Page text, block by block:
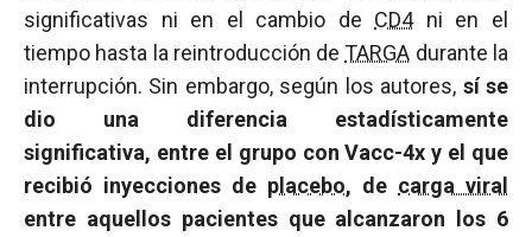
significativas ni en el cambio de CD4ni en el
tiempo hasta la reintroducción deTARGA durante la
interrupción. Sin embargo, según los autores, sí se
dio una diferencia estadísticamente
significativa, entre el grupo con Vacc-4x y el que
recibió inyecciones de placebo, de carga viral
entre aquellos pacientes que alcanzaron los 6